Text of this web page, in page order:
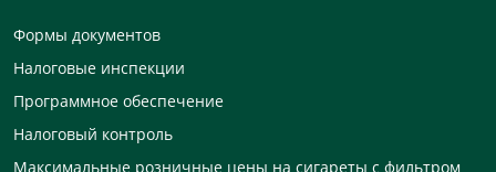
Формы документов
Налоговые инспекции
Программное обеспечение
Налоговый контроль
Максимальные розничные цены на сигареты с фильтром